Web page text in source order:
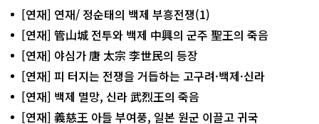
[연재] 연재/ 정순태의 백제 부흥전쟁(1)
[연재] 管山城 전투와 백제 中興의 군주 聖王의 죽음
[연재] 야심가 唐 太宗 李世民의 등장
[연재] 피 터지는 전쟁을 거듭하는 고구려·백제·신라
[연재] 백제 멸망, 신라 武烈王의 죽음
[연재] 義慈王 아들 부여풍, 일본 원군 이끌고 귀국